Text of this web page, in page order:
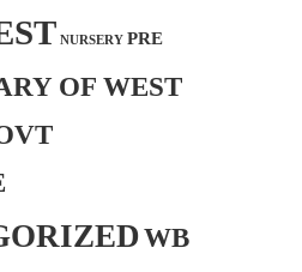
NURSERY PRE
OF WEST
WB